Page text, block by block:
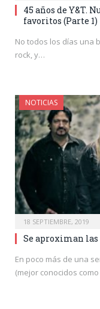
45 años de Y&T.
favoritos (Parte 1)
No todos los días una
rock, y…
NOTICIAS
18 SEPTIEMBRE, 2019
Se aproximan las
En poco más de una
(mejor conocidos como